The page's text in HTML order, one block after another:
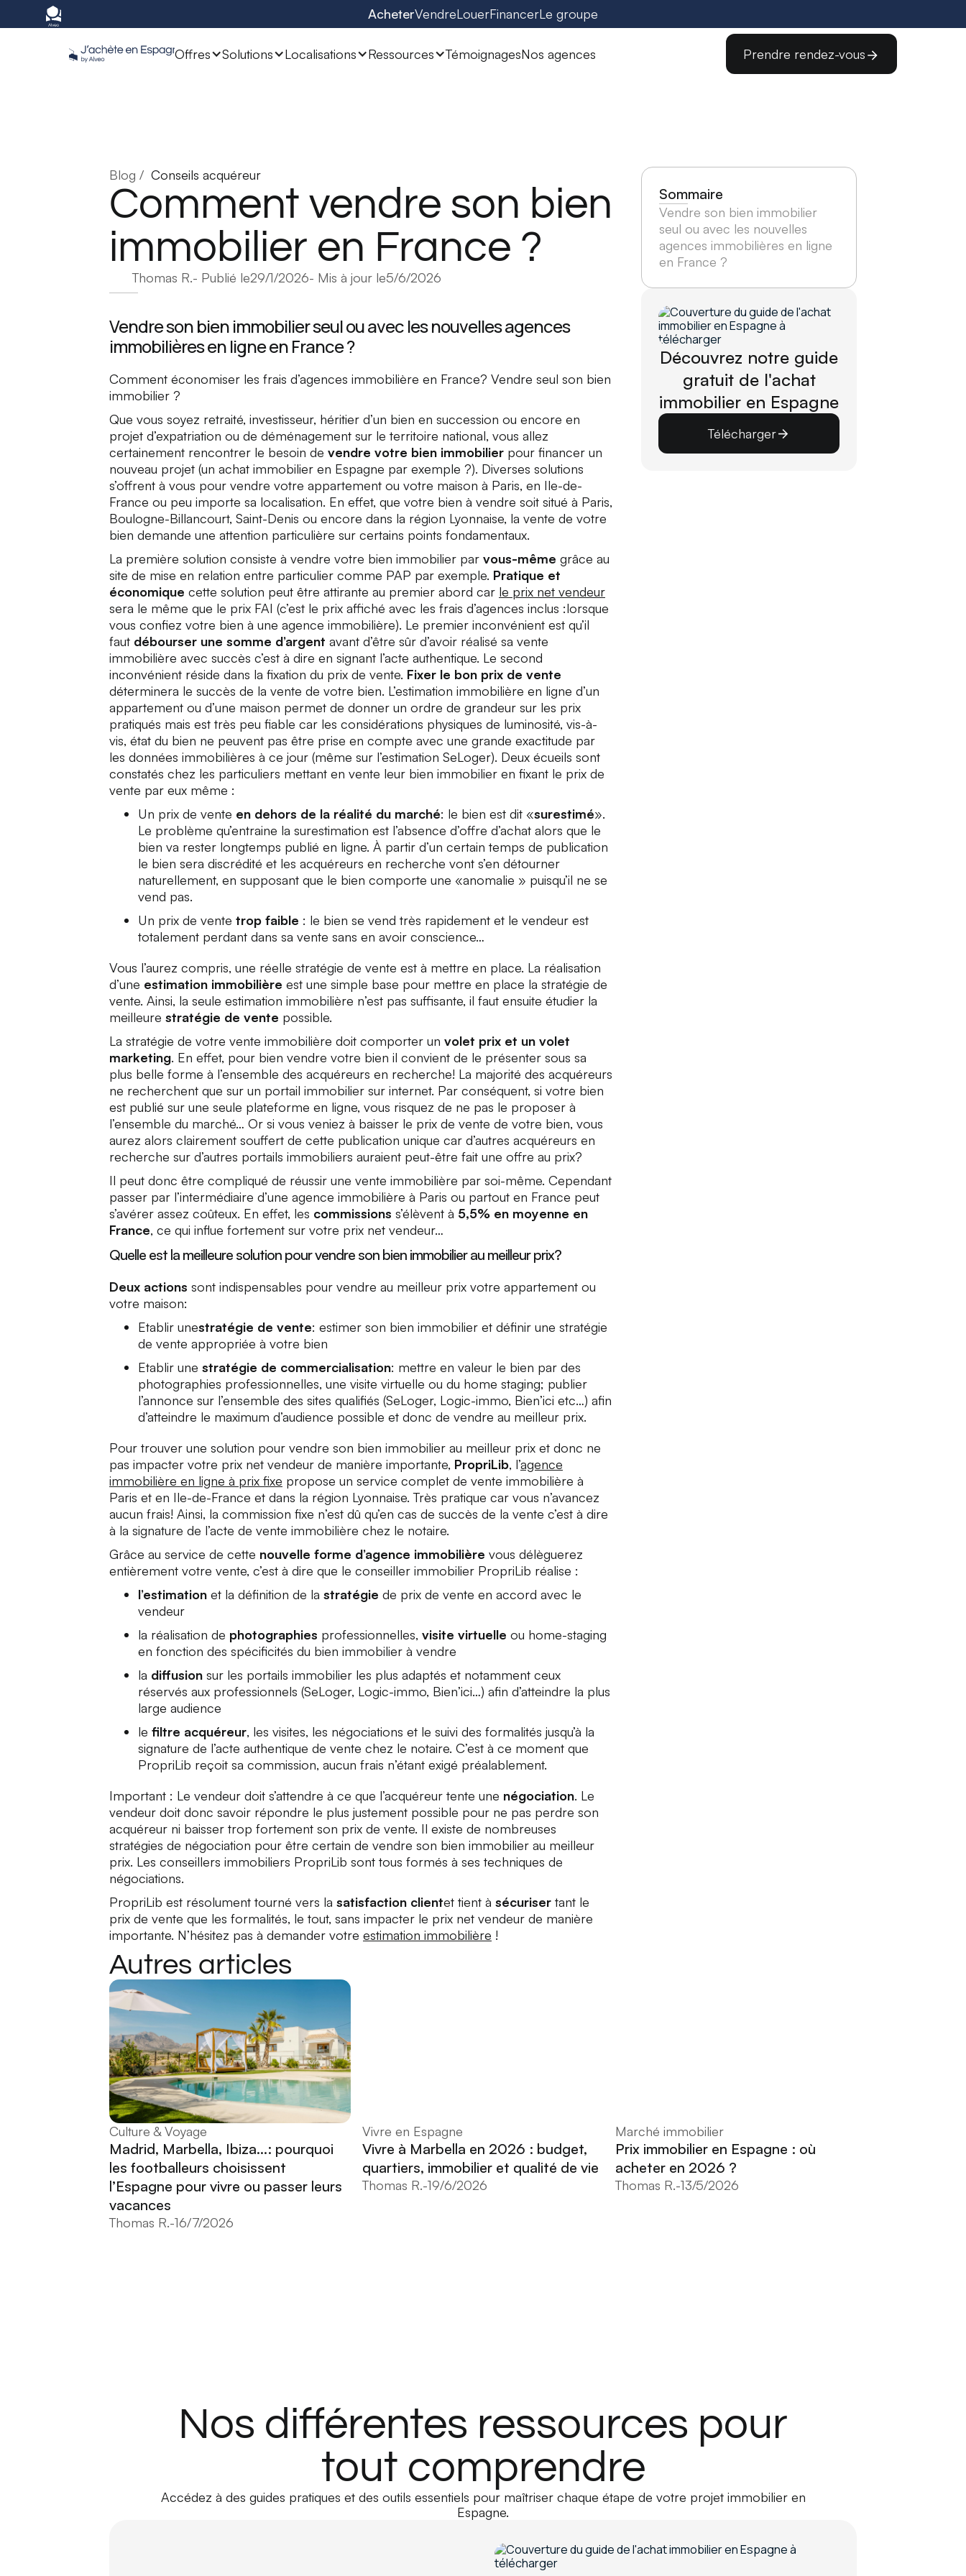
AcheterVendreLouerFinancerLe groupe
Offres Solutions Localisations Ressources TémoignagesNos agences Prendre rendez-vous
Blog / Conseils acquéreur
Comment vendre son bien
immobilier en France ?
Thomas R.- Publié le29/1/2026- Mis à jour le5/6/2026
Vendre son bien immobilier seul ou avec les nouvelles agences
immobilières en ligne en France ?
Comment économiser les frais d’agences immobilière en France? Vendre seul son bien
immobilier ?
Que vous soyez retraité, investisseur, héritier d’un bien en succession ou encore en
projet d’expatriation ou de déménagement sur le territoire national, vous allez
certainement rencontrer le besoin de vendre votre bien immobilier pour financer un
nouveau projet (un achat immobilier en Espagne par exemple ?). Diverses solutions
s’offrent à vous pour vendre votre appartement ou votre maison à Paris, en Ile-de-
France ou peu importe sa localisation. En effet, que votre bien à vendre soit situé à Paris,
Boulogne-Billancourt, Saint-Denis ou encore dans la région Lyonnaise, la vente de votre
bien demande une attention particulière sur certains points fondamentaux.
La première solution consiste à vendre votre bien immobilier par vous-même grâce au
site de mise en relation entre particulier comme PAP par exemple. Pratique et
économique cette solution peut être attirante au premier abord car le prix net vendeur
sera le même que le prix FAI (c’est le prix affiché avec les frais d’agences inclus :lorsque
vous confiez votre bien à une agence immobilière). Le premier inconvénient est qu’il
faut débourser une somme d’argent avant d’être sûr d’avoir réalisé sa vente
immobilière avec succès c’est à dire en signant l’acte authentique. Le second
inconvénient réside dans la fixation du prix de vente. Fixer le bon prix de vente
déterminera le succès de la vente de votre bien. L’estimation immobilière en ligne d’un
appartement ou d’une maison permet de donner un ordre de grandeur sur les prix
pratiqués mais est très peu fiable car les considérations physiques de luminosité, vis-à-
vis, état du bien ne peuvent pas être prise en compte avec une grande exactitude par
les données immobilières à ce jour (même sur l’estimation SeLoger). Deux écueils sont
constatés chez les particuliers mettant en vente leur bien immobilier en fixant le prix de
vente par eux même :
Un prix de vente en dehors de la réalité du marché: le bien est dit «surestimé».
Le problème qu’entraine la surestimation est l’absence d’offre d’achat alors que le
bien va rester longtemps publié en ligne. À partir d’un certain temps de publication
le bien sera discrédité et les acquéreurs en recherche vont s’en détourner
naturellement, en supposant que le bien comporte une «anomalie » puisqu’il ne se
vend pas.
Un prix de vente trop faible : le bien se vend très rapidement et le vendeur est
totalement perdant dans sa vente sans en avoir conscience…
Vous l’aurez compris, une réelle stratégie de vente est à mettre en place. La réalisation
d’une estimation immobilière est une simple base pour mettre en place la stratégie de
vente. Ainsi, la seule estimation immobilière n’est pas suffisante, il faut ensuite étudier la
meilleure stratégie de vente possible.
La stratégie de votre vente immobilière doit comporter un volet prix et un volet
marketing. En effet, pour bien vendre votre bien il convient de le présenter sous sa
plus belle forme à l’ensemble des acquéreurs en recherche! La majorité des acquéreurs
ne recherchent que sur un portail immobilier sur internet. Par conséquent, si votre bien
est publié sur une seule plateforme en ligne, vous risquez de ne pas le proposer à
l’ensemble du marché… Or si vous veniez à baisser le prix de vente de votre bien, vous
aurez alors clairement souffert de cette publication unique car d’autres acquéreurs en
recherche sur d’autres portails immobiliers auraient peut-être fait une offre au prix?
Il peut donc être compliqué de réussir une vente immobilière par soi-même. Cependant
passer par l’intermédiaire d’une agence immobilière à Paris ou partout en France peut
s’avérer assez coûteux. En effet, les commissions s’élèvent à 5,5% en moyenne en
France, ce qui influe fortement sur votre prix net vendeur…
Quelle est la meilleure solution pour vendre son bien immobilier au meilleur prix?
Deux actions sont indispensables pour vendre au meilleur prix votre appartement ou
votre maison:
Etablir unestratégie de vente: estimer son bien immobilier et définir une stratégie
de vente appropriée à votre bien
Etablir une stratégie de commercialisation: mettre en valeur le bien par des
photographies professionnelles, une visite virtuelle ou du home staging; publier
l’annonce sur l’ensemble des sites qualifiés (SeLoger, Logic-immo, Bien’ici etc…) afin
d’atteindre le maximum d’audience possible et donc de vendre au meilleur prix.
Pour trouver une solution pour vendre son bien immobilier au meilleur prix et donc ne
pas impacter votre prix net vendeur de manière importante, PropriLib, l’agence
immobilière en ligne à prix fixe propose un service complet de vente immobilière à
Paris et en Ile-de-France et dans la région Lyonnaise. Très pratique car vous n’avancez
aucun frais! Ainsi, la commission fixe n’est dû qu’en cas de succès de la vente c’est à dire
à la signature de l’acte de vente immobilière chez le notaire.
Grâce au service de cette nouvelle forme d’agence immobilière vous délèguerez
entièrement votre vente, c’est à dire que le conseiller immobilier PropriLib réalise :
l’estimation et la définition de la stratégie de prix de vente en accord avec le
vendeur
la réalisation de photographies professionnelles, visite virtuelle ou home-staging
en fonction des spécificités du bien immobilier à vendre
la diffusion sur les portails immobilier les plus adaptés et notamment ceux
réservés aux professionnels (SeLoger, Logic-immo, Bien’ici…) afin d’atteindre la plus
large audience
le filtre acquéreur, les visites, les négociations et le suivi des formalités jusqu’à la
signature de l’acte authentique de vente chez le notaire. C’est à ce moment que
PropriLib reçoit sa commission, aucun frais n’étant exigé préalablement.
Important : Le vendeur doit s’attendre à ce que l’acquéreur tente une négociation. Le
vendeur doit donc savoir répondre le plus justement possible pour ne pas perdre son
acquéreur ni baisser trop fortement son prix de vente. Il existe de nombreuses
stratégies de négociation pour être certain de vendre son bien immobilier au meilleur
prix. Les conseillers immobiliers PropriLib sont tous formés à ses techniques de
négociations.
PropriLib est résolument tourné vers la satisfaction clientet tient à sécuriser tant le
prix de vente que les formalités, le tout, sans impacter le prix net vendeur de manière
importante. N’hésitez pas à demander votre estimation immobilière !
Sommaire
Vendre son bien immobilier
seul ou avec les nouvelles
agences immobilières en ligne
en France ?
Découvrez notre guide
gratuit de l'achat
immobilier en Espagne
Télécharger
Autres articles
Culture & Voyage
Madrid, Marbella, Ibiza...: pourquoi
les footballeurs choisissent
l’Espagne pour vivre ou passer leurs
vacances
Thomas R.-16/7/2026
Vivre en Espagne
Vivre à Marbella en 2026 : budget,
quartiers, immobilier et qualité de vie
Thomas R.-19/6/2026
Marché immobilier
Prix immobilier en Espagne : où
acheter en 2026 ?
Thomas R.-13/5/2026
Nos différentes ressources pour
tout comprendre
Accédez à des guides pratiques et des outils essentiels pour maîtriser chaque étape de votre projet immobilier en
Espagne.